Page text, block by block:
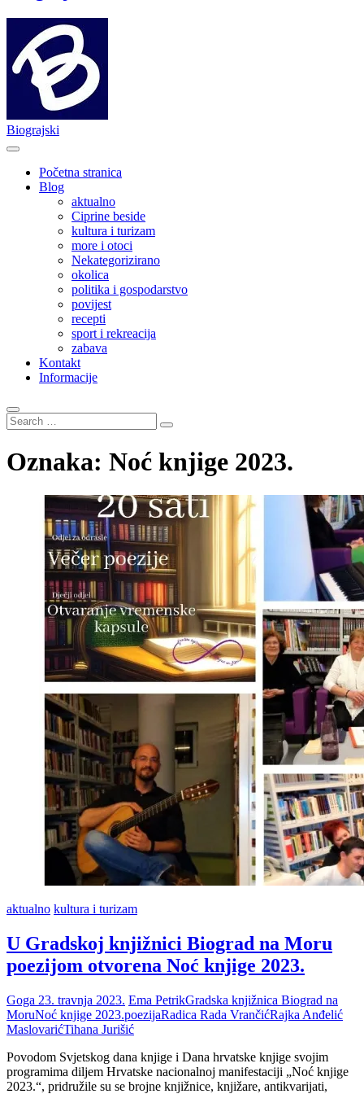
Biograjski
Početna stranica
Blog
aktualno
Ciprine beside
kultura i turizam
more i otoci
Nekategorizirano
okolica
politika i gospodarstvo
povijest
recepti
sport i rekreacija
zabava
Kontakt
Informacije
Search
…
Oznaka: Noć knjige 2023.
aktualno kultura i turizam
U Gradskoj knjižnici Biograd na Moru
poezijom otvorena Noć knjige 2023.
Goga 23. travnja 2023. Ema PetrikGradska knjižnica Biograd na
MoruNoć knjige 2023.poezijaRadica Rada VrančićRajka Anđelić
MaslovarićTihana Jurišić
Povodom Svjetskog dana knjige i Dana hrvatske knjige svojim
programima diljem Hrvatske nacionalnoj manifestaciji „Noć knjige
2023.“, pridružile su se brojne knjižnice, knjižare, antikvarijati,